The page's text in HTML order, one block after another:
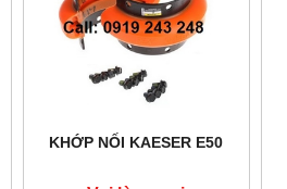
KHỚP NỐI KAESER E50